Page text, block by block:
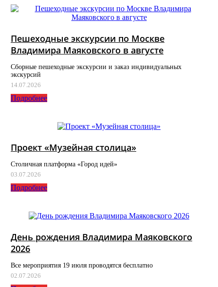
Пешеходные экскурсии по Москве
Владимира Маяковского в августе
Сборные пешеходные экскурсии и заказ индивидуальных
экскурсий
14.07.2026
Подробнее
Проект «Музейная столица»
Столичная платформа «Город идей»
03.07.2026
Подробнее
День рождения Владимира Маяковского
2026
Все мероприятия 19 июля проводятся бесплатно
02.07.2026